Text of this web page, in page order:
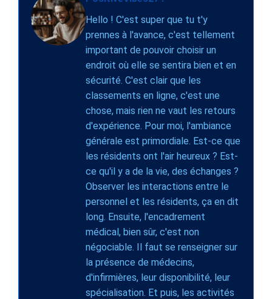
Hello ! C'est super que tu t'y
prennes à l'avance, c'est tellement
important de pouvoir choisir un
endroit où elle se sentira bien et en
sécurité. C'est clair que les
classements en ligne, c'est une
chose, mais rien ne vaut les retours
d'expérience. Pour moi, l'ambiance
générale est primordiale. Est-ce que
les résidents ont l'air heureux ? Est-
ce qu'il y a de la vie, des échanges ?
Observer les interactions entre le
personnel et les résidents, ça en dit
long. Ensuite, l'encadrement
médical, bien sûr, c'est non
négociable. Il faut se renseigner sur
la présence de médecins,
d'infirmières, leur disponibilité, leur
spécialisation. Et puis, les activités